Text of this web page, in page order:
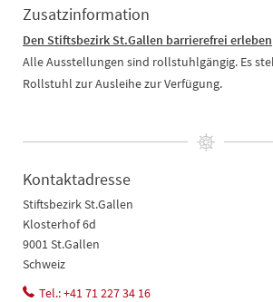
Zusatzinformation
Den Stiftsbezirk St.Gallen barrierefrei erleben
Alle Ausstellungen sind rollstuhlgängig. Es
Rollstuhl zur Ausleihe zur Verfügung.
Kontaktadresse
Stiftsbezirk St.Gallen
Klosterhof 6d
9001 St.Gallen
Schweiz
Tel.: +41 71 227 34 16